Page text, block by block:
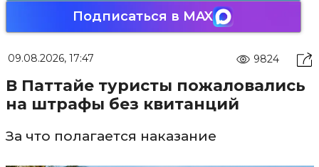
Подписаться в MAX
09.08.2026, 17:47 9824
В Паттайе туристы пожаловались
на штрафы без квитанций
За что полагается наказание